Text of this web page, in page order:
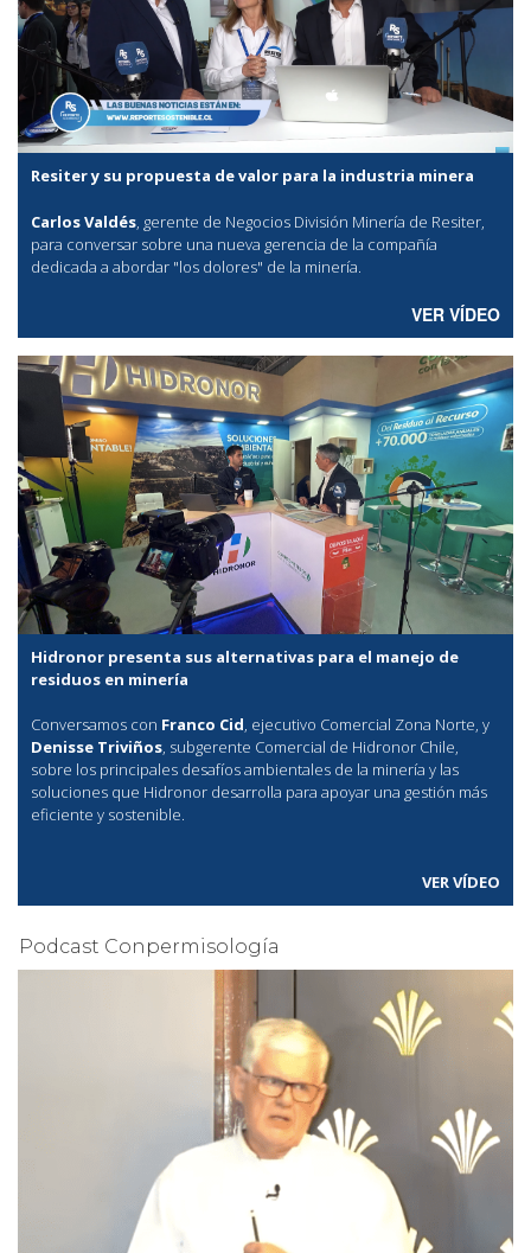
Resiter y su propuesta de valor para la industria minera
Carlos Valdés, gerente de Negocios División Minería de Resiter,
para conversar sobre una nueva gerencia de la compañía
dedicada a abordar "los dolores" de la minería.
VER VÍDEO
Hidronor presenta sus alternativas para el manejo de
residuos en minería
Conversamos con Franco Cid, ejecutivo Comercial Zona Norte, y
Denisse Triviños, subgerente Comercial de Hidronor Chile,
sobre los principales desafíos ambientales de la minería y las
soluciones que Hidronor desarrolla para apoyar una gestión más
eficiente y sostenible.
VER VÍDEO
Podcast Conpermisología